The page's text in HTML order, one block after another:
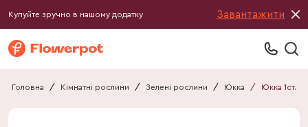
Купуйте зручно в нашому додатку Завантажити
Головна / Кімнатні рослини / Зелені рослини / Юкка / Юкка 1ст.